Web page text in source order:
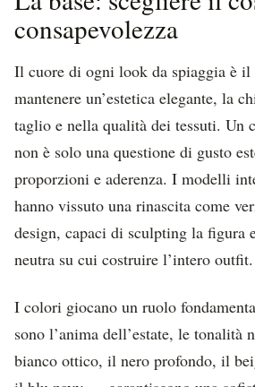
consapevolezza
Il cuore di ogni look da spiaggia è il
mantenere un’estetica elegante, la
taglio e nella qualità dei tessuti. Un
non è solo una questione di gusto
proporzioni e aderenza. I modelli
hanno vissuto una rinascita come
design, capaci di sculpting la figura
neutra su cui costruire l’intero outfit.
I colori giocano un ruolo
sono l’anima dell’estate, le
bianco ottico, il nero profondo, il